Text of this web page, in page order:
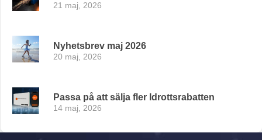
21 maj, 2026
Nyhetsbrev maj 2026
20 maj, 2026
Passa på att sälja fler Idrottsrabatten
14 maj, 2026